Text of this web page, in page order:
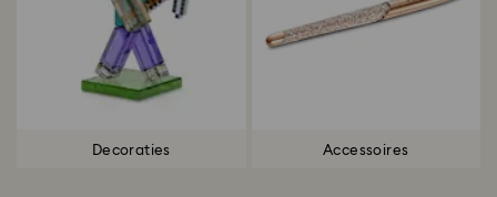
Decoraties Accessoires